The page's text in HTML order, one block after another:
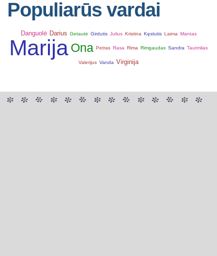
Populiarūs vardai
Danguolė Darius Getautė Girdutis Julius Kristina Kęstutis Laima Mantas
Marija Ona Petras Rasa Rima Rimgaudas Sandra Tautmilas
Valerijus Vanda Virginija